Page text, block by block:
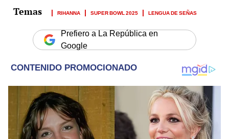
RIHANNA SUPER BOWL 2025 LENGUA DE SEÑAS
Prefiero a La República en
Google